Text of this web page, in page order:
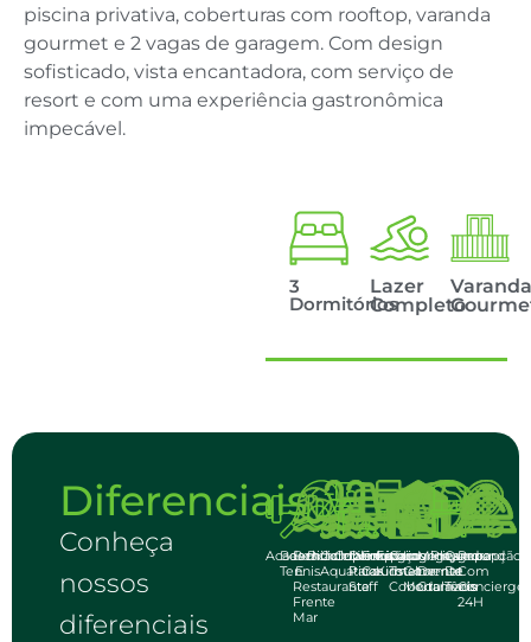
piscina privativa, coberturas com rooftop, varanda
gourmet e 2 vagas de garagem. Com design
sofisticado, vista encantadora, com serviço de
resort e com uma experiência gastronômica
impecável.
3
Dormitórios
Lazer
Completo
Varanda
Diferenciais
Conheça
nossos
diferenciais
Academia
Beach
Tennis
Beachclub
E
Restaurante
Frente
Mar
Bicicletário
Complexos
Aquáticos
Coworking
Dormitórios
Para
Staff
Empório
Gourmet
Espaço
Kids
Garagem
Totalmente
Coberta
Lounges
Gourmet
Moduláveis
Minicampo
De
Gramado
Playground
Quadra
De
Tênis
Recepção
Com
Concierge
24H